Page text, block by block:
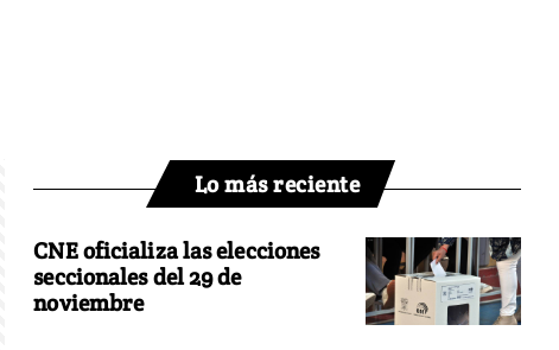
Lo más reciente
CNE oficializa las elecciones
seccionales del 29 de
noviembre